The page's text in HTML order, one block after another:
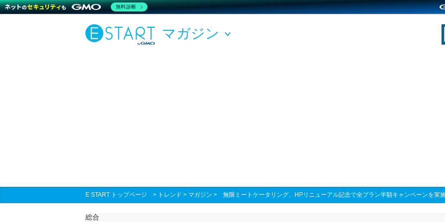
マガジン
E START トップページ > トレンド > マガジン > 無限ミートケータリング、HPリニューアル記念で全プラン半額キャンペーンを実
総合
無料診断